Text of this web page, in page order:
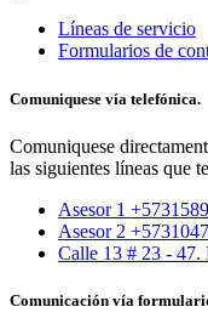
Líneas de servicio
Formularios de
Comuniquese vía telefónica.
Comuniquese
las siguientes líneas que
Asesor 1
Asesor 2
Calle 13 # 23 - 47.
Comunicación vía